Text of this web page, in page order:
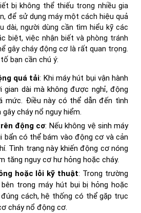
bị không thể thiếu trong nhiều gia
để sử dụng máy một cách hiệu quả
dài, người dùng cần tìm hiểu kỹ các
biệt, việc nhận biết và phòng tránh
gây cháy động cơ là rất quan trọng.
bạn cần chú ý:
quá tải: Khi máy hút bụi vận hành
gian dài mà không được nghỉ, động
mức. Điều này có thể dẫn đến tình
cháy nổ nguy hiểm.
động cơ: Nếu không vệ sinh máy
bẩn có thể bám vào động cơ và cản
Tình trạng này khiến động cơ nóng
tăng nguy cơ hư hỏng hoặc cháy.
hoặc lỗi kỹ thuật: Trong trường
trong máy hút bụi bị hỏng hoặc
cách, hệ thống có thể gặp trục
cháy nổ động cơ.